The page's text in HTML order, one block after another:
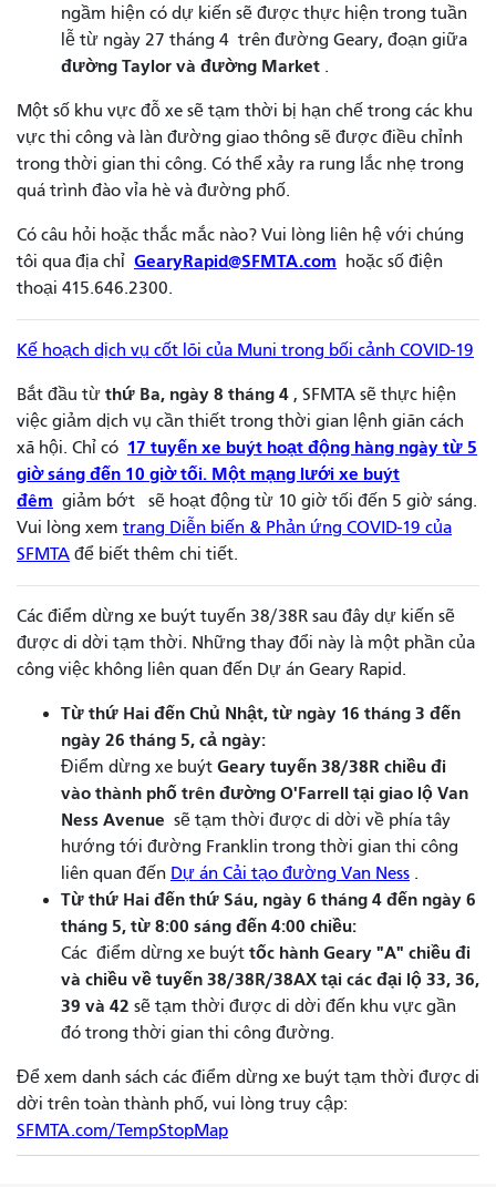
ngầm hiện có dự kiến ​​sẽ được thực hiện trong tuần
lễ từ ngày 27 tháng 4 trên đường Geary, đoạn giữa
đường Taylor và đường Market .
Một số khu vực đỗ xe sẽ tạm thời bị hạn chế trong các khu
vực thi công và làn đường giao thông sẽ được điều chỉnh
trong thời gian thi công. Có thể xảy ra rung lắc nhẹ trong
quá trình đào vỉa hè và đường phố.
Có câu hỏi hoặc thắc mắc nào? Vui lòng liên hệ với chúng
tôi qua địa chỉ GearyRapid@SFMTA.com hoặc số điện
thoại 415.646.2300.
Kế hoạch dịch vụ cốt lõi của Muni trong bối cảnh COVID-19
Bắt đầu từ thứ Ba, ngày 8 tháng 4 , SFMTA sẽ thực hiện
việc giảm dịch vụ cần thiết trong thời gian lệnh giãn cách
xã hội. Chỉ có 17 tuyến xe buýt hoạt động hàng ngày từ 5
giờ sáng đến 10 giờ tối. Một mạng lưới xe buýt
đêm giảm bớt
sẽ hoạt động từ 10 giờ tối đến 5 giờ sáng.
Vui lòng xem trang Diễn biến & Phản ứng COVID-19 của
SFMTA để biết thêm chi tiết.
Các điểm dừng xe buýt tuyến 38/38R sau đây dự kiến ​​sẽ
được di dời tạm thời. Những thay đổi này là một phần của
công việc không liên quan đến Dự án Geary Rapid.
Từ thứ Hai đến Chủ Nhật, từ ngày 16 tháng 3 đến
ngày 26 tháng 5, cả ngày:
Điểm dừng xe buýt Geary tuyến 38/38R chiều đi
vào thành phố trên đường O'Farrell tại giao lộ Van
Ness Avenue sẽ tạm thời được di dời về phía tây
hướng tới đường Franklin trong thời gian thi công
liên quan đến Dự án Cải tạo đường Van Ness .
Từ thứ Hai đến thứ Sáu, ngày 6 tháng 4 đến ngày 6
tháng 5, từ 8:00 sáng đến 4:00 chiều:
Các điểm dừng xe buýt tốc hành Geary "A" chiều đi
và chiều về tuyến 38/38R/38AX tại các đại lộ 33, 36,
39 và 42 sẽ tạm thời được di dời đến khu vực gần
đó trong thời gian thi công đường.
Để xem danh sách các điểm dừng xe buýt tạm thời được di
dời trên toàn thành phố, vui lòng truy cập:
SFMTA.com/TempStopMap